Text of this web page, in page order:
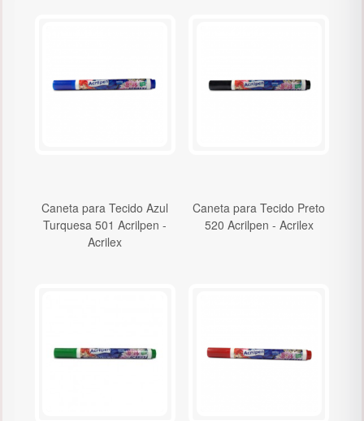
Caneta para Tecido Azul
Turquesa 501 Acrilpen -
Acrilex
Caneta para Tecido Preto
520 Acrilpen - Acrilex